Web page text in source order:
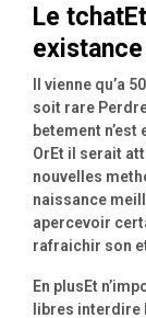
Le
existance
Il vienne qu’a
soit rare
betement
OrEt il serait
nouvelles
naissance
apercevoir
rafraichir son
En plusEt
libres